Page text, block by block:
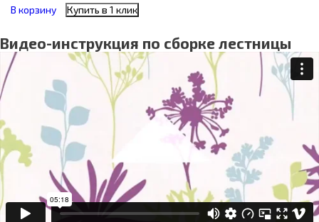
В корзину
Купить в 1 клик
Видео-инструкция по сборке лестницы